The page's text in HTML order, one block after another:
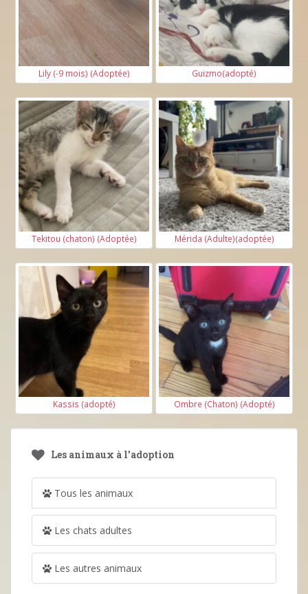
Lily (-9 mois) (Adoptée) Guizmo(adopté)
Tekitou (chaton) (Adoptée) Mérida (Adulte)(adoptée)
Kassis (adopté) Ombre (Chaton) (Adopté)
Les animaux à l’adoption
Tous les animaux
Les chats adultes
Les autres animaux